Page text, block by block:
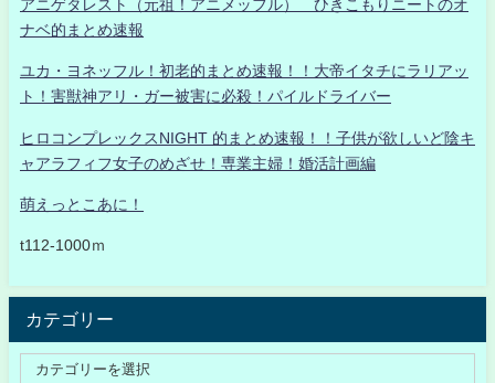
アニゲタレスト（元祖！アニメッフル） ひきこもりニートのオ
ナベ的まとめ速報
ユカ・ヨネッフル！初老的まとめ速報！！大帝イタチにラリアッ
ト！害獣神アリ・ガー被害に必殺！パイルドライバー
ヒロコンプレックスNIGHT 的まとめ速報！！子供が欲しいど陰キ
ャアラフィフ女子のめざせ！専業主婦！婚活計画編
萌えっとこあに！
t112-1000ｍ
カテゴリー